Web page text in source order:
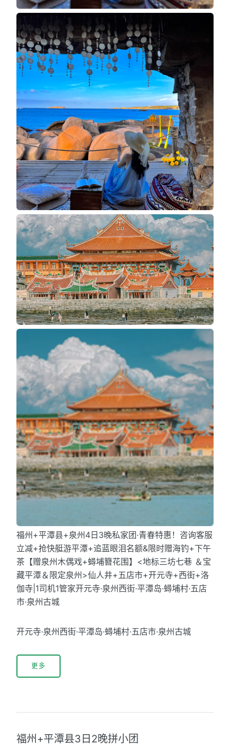
福州+平潭县+泉州4日3晚私家团·青春特惠！咨询客服
立减+抢快艇游平潭+追蓝眼泪名额&限时赠海钓+下午
茶【赠泉州木偶戏+蟳埔簪花围】<地标三坊七巷 ＆宝
藏平潭＆限定泉州>仙人井+五店市+开元寺+西街+洛
伽寺|1司机1管家开元寺·泉州西街·平潭岛·蟳埔村·五店
市·泉州古城
开元寺·泉州西街·平潭岛·蟳埔村·五店市·泉州古城
更多
福州+平潭县3日2晚拼小团